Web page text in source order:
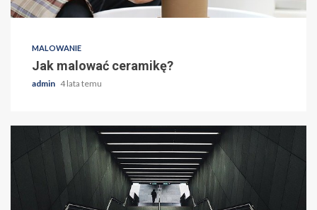
MALOWANIE
Jak malować ceramikę?
admin 4 lata temu